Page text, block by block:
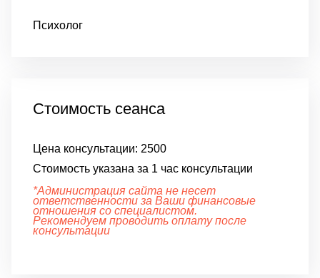
Психолог
Стоимость сеанса
Цена консультации: 2500
Стоимость указана за 1 час консультации
*Администрация сайта не несет
ответственности за Ваши финансовые
отношения со специалистом.
Рекомендуем проводить оплату после
консультации